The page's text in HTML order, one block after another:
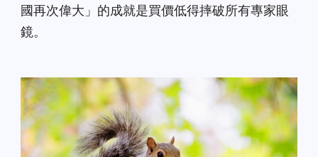
國再次偉大」的成就是買價低得摔破所有專家眼
鏡。